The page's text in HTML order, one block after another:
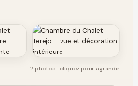
2 photos · cliquez pour agrandir